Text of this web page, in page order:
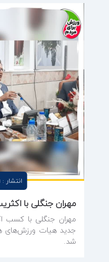
انتشار : 1403/05/01
مهران جنگلی با کسب
جدید هیات ورزش‌های
شد.